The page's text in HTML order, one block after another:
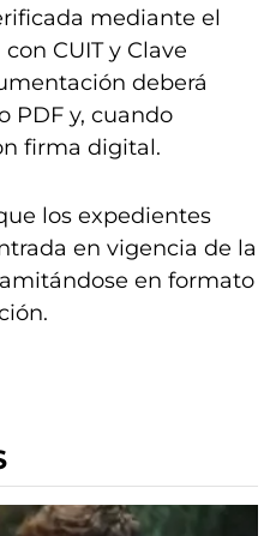
mediante el
CUIT y Clave
deberá
PDF y, cuando
firma digital.
los expedientes
en vigencia de la
en formato